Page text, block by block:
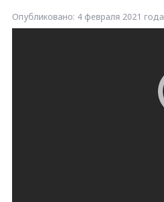
Опубликовано: 4 февраля 2021 года